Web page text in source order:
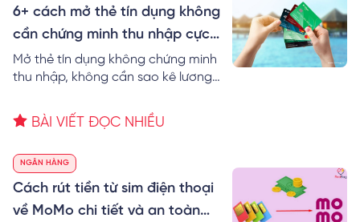
không mất lãi!
6+ cách mở thẻ tín dụng không
cần chứng minh thu nhập cực
đơn giản
Mở thẻ tín dụng không chứng minh
thu nhập, không cần sao kê lương
mở thẻ tín dụng không cần chứng
minh thu nhập cực dễ.
BÀI VIẾT ĐỌC NHIỀU
NGÂN HÀNG
Cách rút tiền từ sim điện thoại
về MoMo chi tiết và an toàn